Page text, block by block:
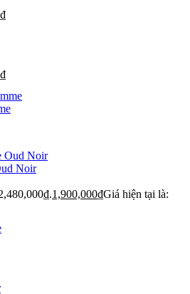
₫
₫
Noir
1,900,000₫Giá hiện tại là: